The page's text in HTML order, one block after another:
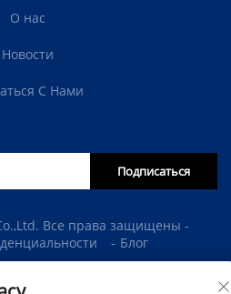
О нас
Новости
С Нами
Подписаться
Все права защищены -
- Блог